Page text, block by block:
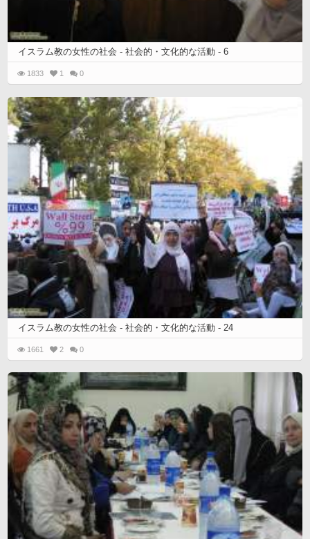
イスラム教の女性の社会 - 社会的・文化的な活動 - 6
1833 1 0
イスラム教の女性の社会 - 社会的・文化的な活動 - 24
1661 2 0